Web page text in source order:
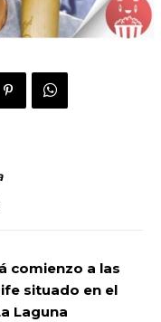
comienzo a las
situado en el
Laguna